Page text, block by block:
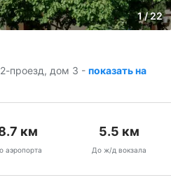
1 / 22
проезд, дом 3 - показать на
км
аэропорта
5.5 км
До ж/д вокзала